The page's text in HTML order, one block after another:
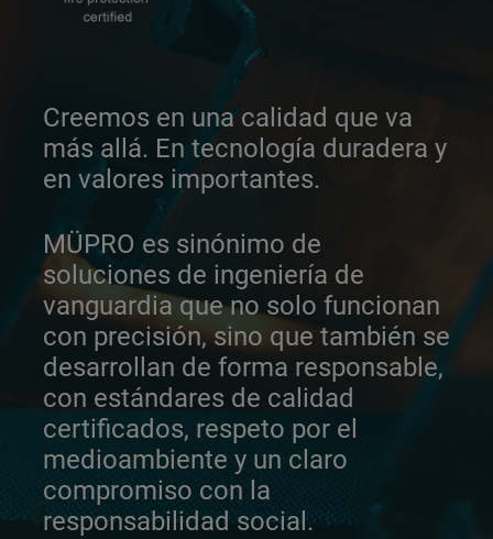
Creemos en una calidad que va
más allá. En tecnología duradera y
en valores importantes.
MÜPRO es sinónimo de
soluciones de ingeniería de
vanguardia que no solo funcionan
con precisión, sino que también se
desarrollan de forma responsable,
con estándares de calidad
certificados, respeto por el
medioambiente y un claro
compromiso con la
responsabilidad social.